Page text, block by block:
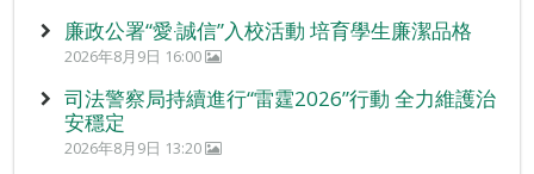
廉政公署“愛‧誠信”入校活動 培育學生廉潔品格
2026年8月9日 16:00
司法警察局持續進行“雷霆2026”行動 全力維護治
安穩定
2026年8月9日 13:20